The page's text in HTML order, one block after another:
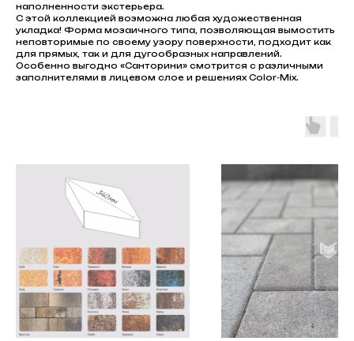
наполненности экстерьера.
С этой коллекцией возможна любая художественная
укладка! Форма мозаичного типа, позволяющая вымостить
неповторимые по своему узору поверхности, подходит как
для прямых, так и для дугообразных направлений.
Особенно выгодно «Санторини» смотрится с различными
заполнителями в лицевом слое и решениях Color-Mix.